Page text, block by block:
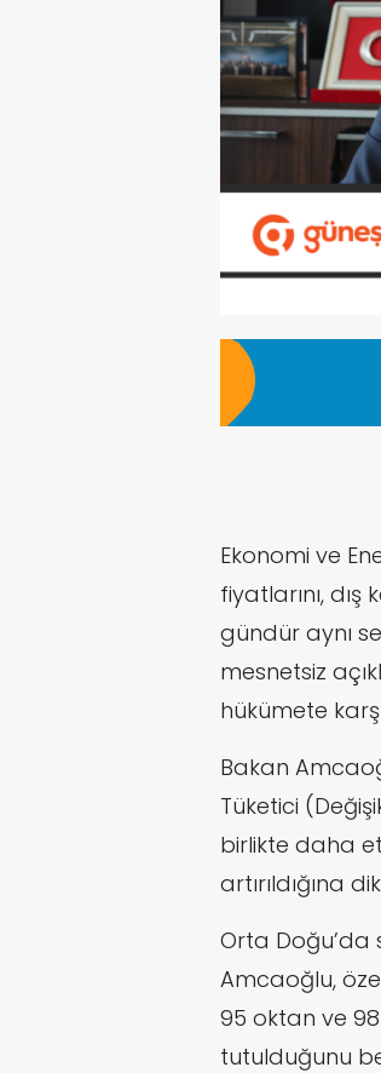
Ekonomi ve
fiyatlarını,
gündür aynı
mesnetsiz
hükümete
Bakan
Tüketici
birlikte daha
artırıldığına
Orta Doğu’da
Amcaoğlu,
95 oktan ve
tutulduğunu